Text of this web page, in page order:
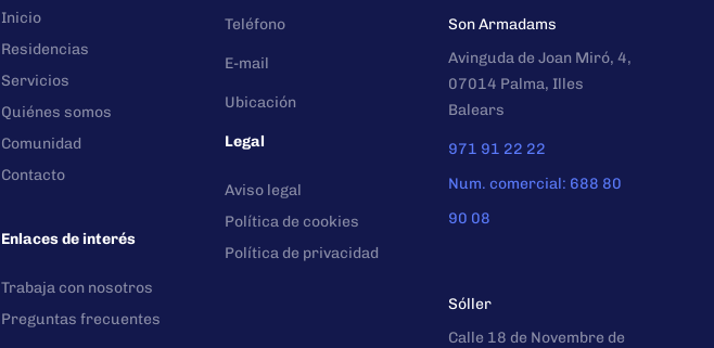
Inicio
Residencias
Servicios
Quiénes somos
Comunidad
Contacto
Enlaces de interés
Trabaja con nosotros
Preguntas frecuentes
Teléfono
E-mail
Ubicación
Legal
Aviso legal
Política de cookies
Política de privacidad
Son Armadams
Avinguda de Joan Miró, 4,
07014 Palma, Illes
Balears
971 91 22 22
Num. comercial: 688 80
90 08
Sóller
Calle 18 de Novembre de